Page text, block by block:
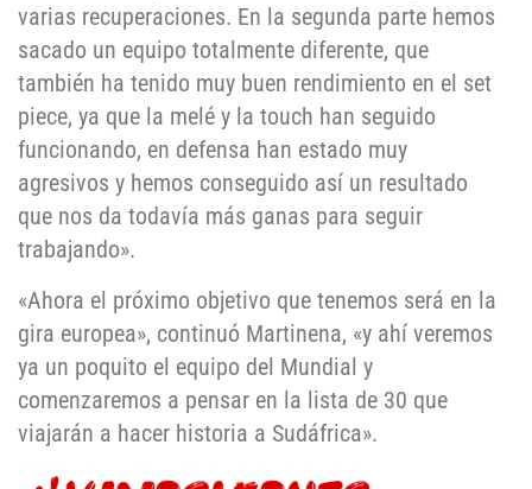
varias recuperaciones. En la segunda parte hemos
sacado un equipo totalmente diferente, que
también ha tenido muy buen rendimiento en el set
piece, ya que la melé y la touch han seguido
funcionando, en defensa han estado muy
agresivos y hemos conseguido así un resultado
que nos da todavía más ganas para seguir
trabajando».
«Ahora el próximo objetivo que tenemos será en la
gira europea», continuó Martinena, «y ahí veremos
ya un poquito el equipo del Mundial y
comenzaremos a pensar en la lista de 30 que
viajarán a hacer historia a Sudáfrica».